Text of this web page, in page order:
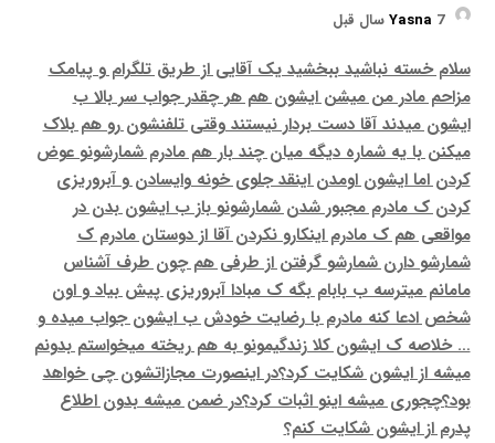
Yasna 7 سال قبل
سلام خسته نباشید ببخشید یک آقایی از طریق تلگرام و پیامک
مزاحم مادر من میشن ایشون هم هر چقدر جواب سر بالا ب
ایشون میدند آقا دست بردار نیستند وقتی تلفنشون رو هم بلاک
میکنن با یه شماره دیگه میان چند بار هم مادرم شمارشونو عوض
کردن اما ایشون اومدن اینقد جلوی خونه وایسادن و آبروریزی
کردن ک مادرم مجبور شدن شمارشونو باز ب ایشون بدن در
مواقعی هم ک مادرم اینکارو نکردن آقا از دوستان مادرم ک
شمارشو دارن شمارشو گرفتن از طرفی هم چون طرف آشناس
مامانم میترسه ب بابام بگه ک مبادا آبروریزی پیش بیاد و اون
شخص ادعا کنه مادرم با رضایت خودش ب ایشون جواب میده و
… خلاصه ک ایشون کلا زندگیمونو به هم ریخته میخواستم بدونم
میشه از ایشون شکایت کرد؟در اینصورت مجازاتشون چی خواهد
بود؟چجوری میشه اینو اثبات کرد؟در ضمن میشه بدون اطلاع
پدرم از ایشون شکایت کنم؟